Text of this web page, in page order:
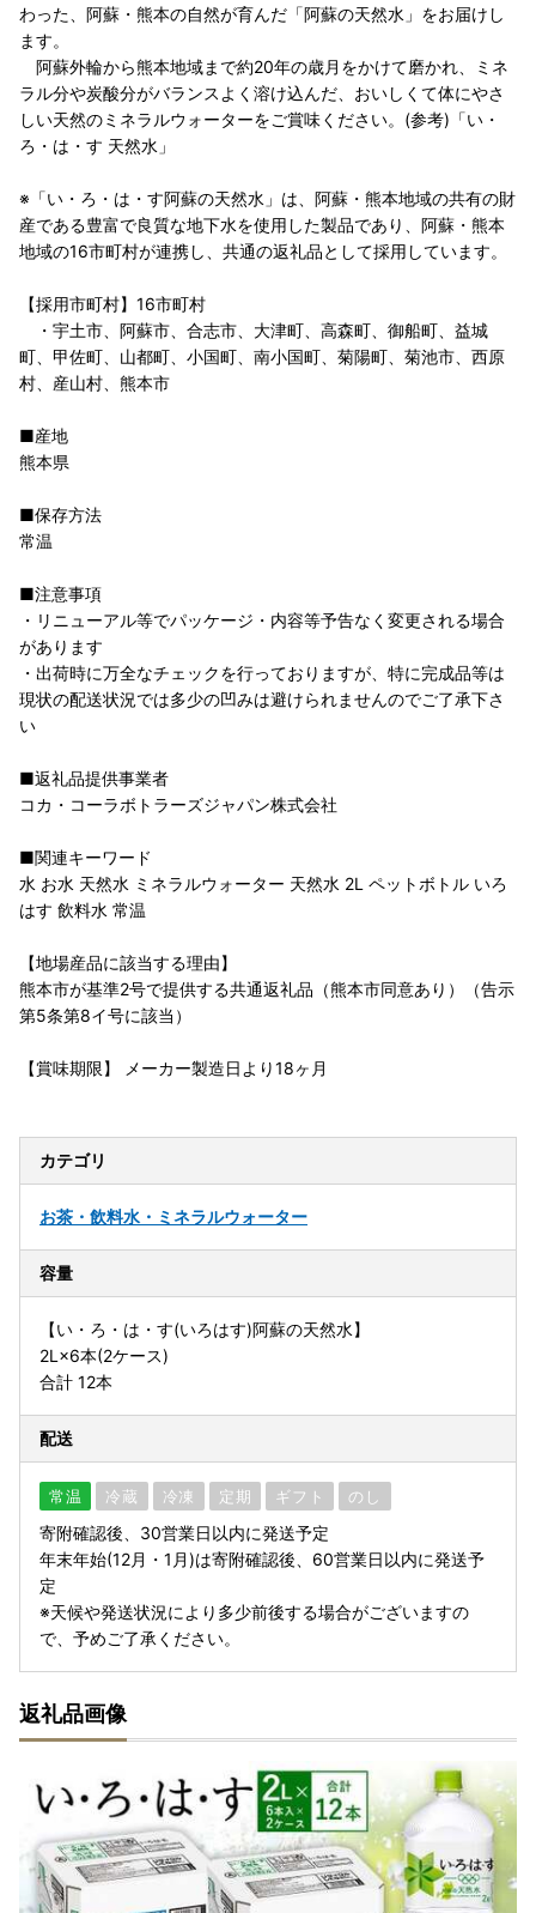
わった、阿蘇・熊本の自然が育んだ「阿蘇の天然水」をお届けし
ます。
阿蘇外輪から熊本地域まで約20年の歳月をかけて磨かれ、ミネ
ラル分や炭酸分がバランスよく溶け込んだ、おいしくて体にやさ
しい天然のミネラルウォーターをご賞味ください。(参考)「い・
ろ・は・す 天然水」
※「い・ろ・は・す阿蘇の天然水」は、阿蘇・熊本地域の共有の財
産である豊富で良質な地下水を使用した製品であり、阿蘇・熊本
地域の16市町村が連携し、共通の返礼品として採用しています。
【採用市町村】16市町村
・宇土市、阿蘇市、合志市、大津町、高森町、御船町、益城
町、甲佐町、山都町、小国町、南小国町、菊陽町、菊池市、西原
村、産山村、熊本市
■産地
熊本県
■保存方法
常温
■注意事項
・リニューアル等でパッケージ・内容等予告なく変更される場合
があります
・出荷時に万全なチェックを行っておりますが、特に完成品等は
現状の配送状況では多少の凹みは避けられませんのでご了承下さ
い
■返礼品提供事業者
コカ・コーラボトラーズジャパン株式会社
■関連キーワード
水 お水 天然水 ミネラルウォーター 天然水 2L ペットボトル いろ
はす 飲料水 常温
【地場産品に該当する理由】
熊本市が基準2号で提供する共通返礼品（熊本市同意あり）（告示
第5条第8イ号に該当）
【賞味期限】 メーカー製造日より18ヶ月
カテゴリ
お茶・飲料水・ミネラルウォーター
容量
【い・ろ・は・す(いろはす)阿蘇の天然水】
2L×6本(2ケース)
合計 12本
配送
常温 冷蔵 冷凍 定期 ギフト のし
寄附確認後、30営業日以内に発送予定
年末年始(12月・1月)は寄附確認後、60営業日以内に発送予
定
※天候や発送状況により多少前後する場合がございますの
で、予めご了承ください。
返礼品画像